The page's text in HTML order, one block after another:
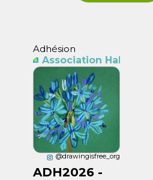
Butte Bergeyre
Adhésion
Association
@drawingisfree_org
ADH2026 -